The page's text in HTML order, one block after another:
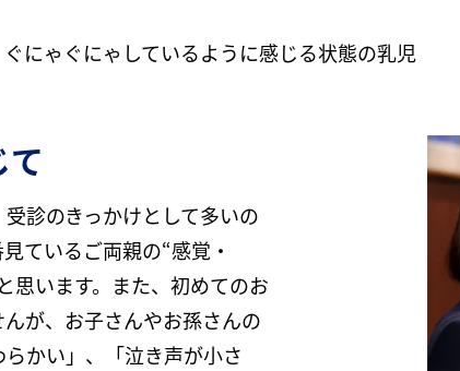
にゃぐにゃしているように感じる状態の乳児
診のきっかけとして多いの
ているご両親の“感覚・
思います。また、初めてのお
が、お子さんやお孫さんの
かい」、「泣き声が小さ